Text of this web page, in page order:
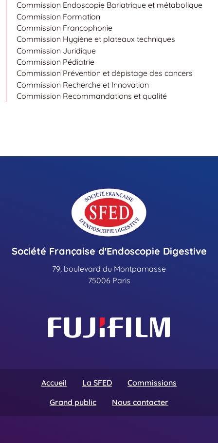
Commission Endoscopie Bariatrique et métabolique
Commission Formation
Commission Francophonie
Commission Hygiène et plateaux techniques
Commission Juridique
Commission Pédiatrie
Commission Prévention et dépistage des cancers
Commission Recherche et Innovation
Commission Recommandations et qualité
Société Française d'Endoscopie Digestive
79, boulevard du Montparnasse
75006 Paris
Accueil La SFED
Commissions
Grand public
Nous contacter